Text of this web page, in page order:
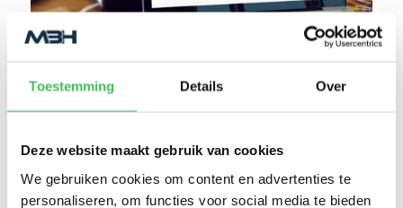
Toestemming Details Over
Deze website maakt gebruik van cookies
We gebruiken cookies om content en advertenties te
personaliseren, om functies voor social media te bieden